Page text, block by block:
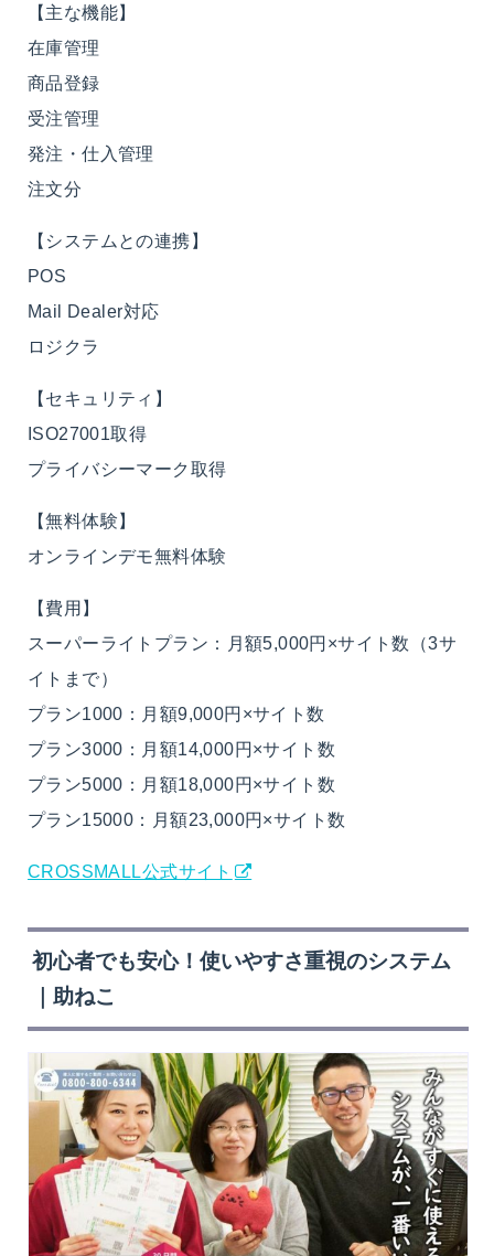
【主な機能】
在庫管理
商品登録
受注管理
発注・仕入管理
注文分
【システムとの連携】
POS
Mail Dealer対応
ロジクラ
【セキュリティ】
ISO27001取得
プライバシーマーク取得
【無料体験】
オンラインデモ無料体験
【費用】
スーパーライトプラン：月額5,000円×サイト数（3サ
イトまで）
プラン1000：月額9,000円×サイト数
プラン3000：月額14,000円×サイト数
プラン5000：月額18,000円×サイト数
プラン15000：月額23,000円×サイト数
CROSSMALL公式サイト
初心者でも安心！使いやすさ重視のシステム
｜助ねこ